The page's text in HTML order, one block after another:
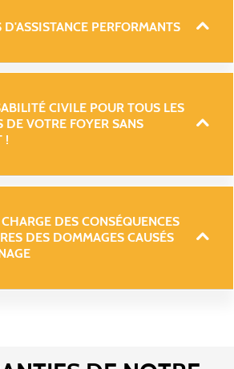
CIVILE POUR TOUS LES
DE VOTRE FOYER SANS
DES CONSÉQUENCES
DES DOMMAGES CAUSÉS